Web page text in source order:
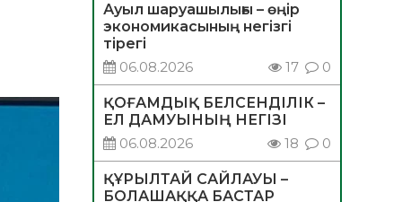
Ауыл шаруашылығы – өңір
экономикасының негізгі
тірегі
06.08.2026
17 0
ҚОҒАМДЫҚ БЕЛСЕНДІЛІК –
ЕЛ ДАМУЫНЫҢ НЕГІЗІ
06.08.2026
18 0
ҚҰРЫЛТАЙ САЙЛАУЫ –
БОЛАШАҚҚА БАСТАР